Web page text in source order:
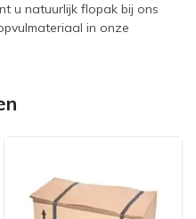
u natuurlijk flopak bij ons
in onze